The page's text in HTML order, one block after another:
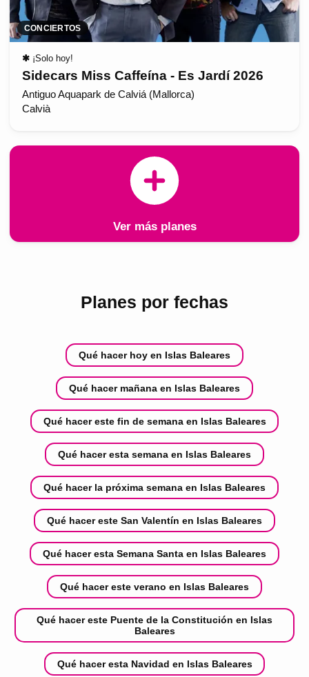
CONCIERTOS
✱ ¡Solo hoy!
Sidecars Miss Caffeína - Es Jardí 2026
Antiguo Aquapark de Calviá (Mallorca)
Calvià
Ver más planes
Planes por fechas
Qué hacer hoy en Islas Baleares
Qué hacer mañana en Islas Baleares
Qué hacer este fin de semana en Islas Baleares
Qué hacer esta semana en Islas Baleares
Qué hacer la próxima semana en Islas Baleares
Qué hacer este San Valentín en Islas Baleares
Qué hacer esta Semana Santa en Islas Baleares
Qué hacer este verano en Islas Baleares
Qué hacer este Puente de la Constitución en Islas
Baleares
Qué hacer esta Navidad en Islas Baleares